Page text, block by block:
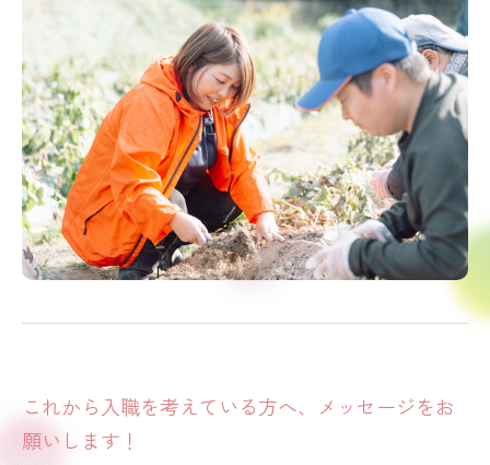
これから入職を考えている方へ、メッセージをお
願いします！